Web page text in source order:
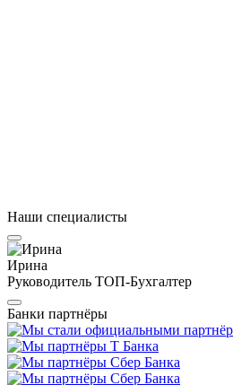
Наши специалисты
Ирина
Руководитель ТОП-Бухгалтер
Банки партнёры